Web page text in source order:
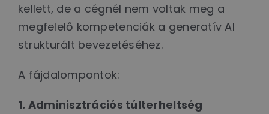
kellett, de a cégnél nem voltak meg a
megfelelő kompetenciák a generatív AI
strukturált bevezetéséhez.
A fájdalompontok:
1. Adminisztrációs túlterheltség